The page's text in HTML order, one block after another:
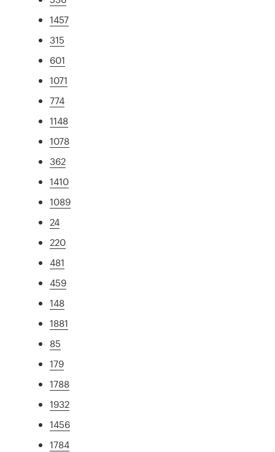
1457
315
601
1071
774
1148
1078
362
1410
1089
24
220
481
459
148
1881
85
179
1788
1932
1456
1784